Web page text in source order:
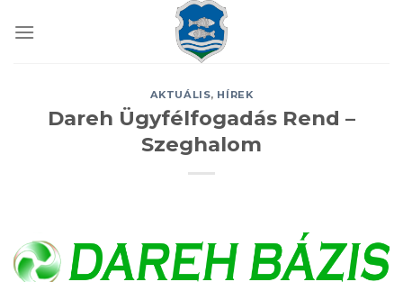
AKTUÁLIS, HÍREK
Dareh Ügyfélfogadás Rend –
Szeghalom